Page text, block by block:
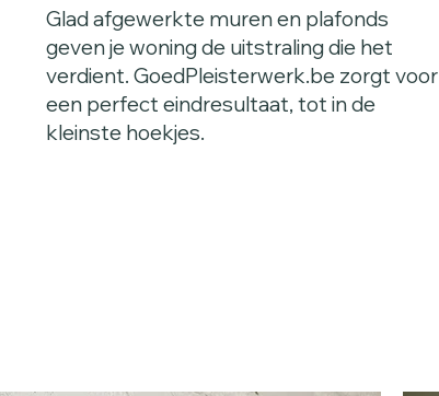
Glad afgewerkte muren en plafonds
geven je woning de uitstraling die het
verdient. GoedPleisterwerk.be zorgt voor
een perfect eindresultaat, tot in de
kleinste hoekjes.